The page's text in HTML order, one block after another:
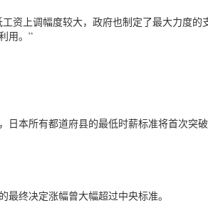
资上调幅度较大，政府也制定了最大力度
用。”
日本所有都道府县的最低时薪标准将首次突
终决定涨幅曾大幅超过中央标准。